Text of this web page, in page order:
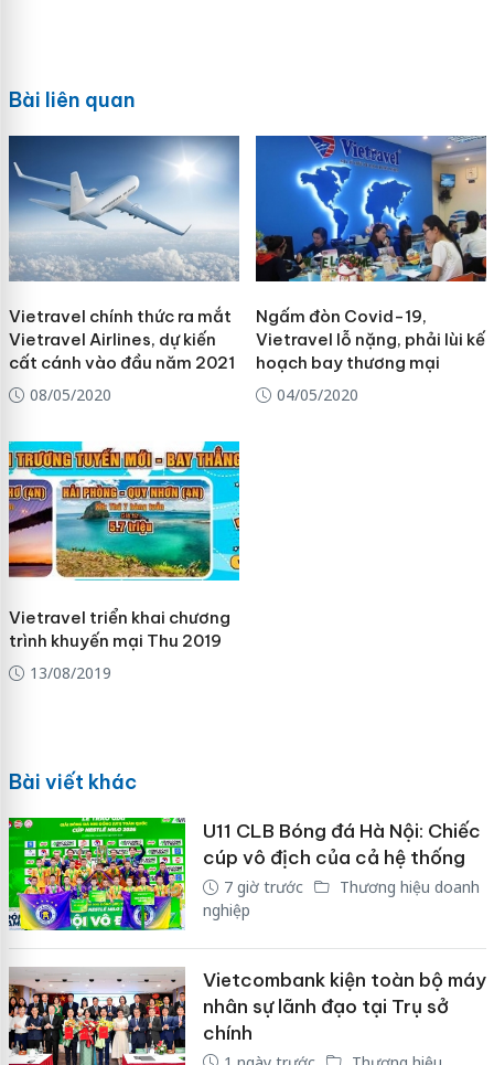
Bài liên quan
Vietravel chính thức ra mắt
Vietravel Airlines, dự kiến
cất cánh vào đầu năm 2021
08/05/2020
Ngấm đòn Covid-19,
Vietravel lỗ nặng, phải lùi kế
hoạch bay thương mại
04/05/2020
Vietravel triển khai chương
trình khuyến mại Thu 2019
13/08/2019
Bài viết khác
U11 CLB Bóng đá Hà Nội: Chiếc
cúp vô địch của cả hệ thống
7 giờ trước
Thương hiệu doanh
nghiệp
Vietcombank kiện toàn bộ máy
nhân sự lãnh đạo tại Trụ sở
chính